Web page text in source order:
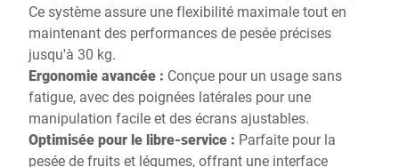
Ce système assure une flexibilité maximale tout en
maintenant des performances de pesée précises
jusqu'à 30 kg.
Ergonomie avancée : Conçue pour un usage sans
fatigue, avec des poignées latérales pour une
manipulation facile et des écrans ajustables.
Optimisée pour le libre-service : Parfaite pour la
pesée de fruits et légumes, offrant une interface